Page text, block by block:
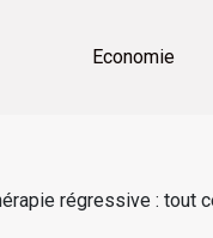
Economie
régressive : tout